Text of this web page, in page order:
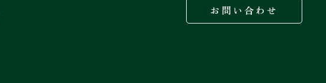
お問い合わせ